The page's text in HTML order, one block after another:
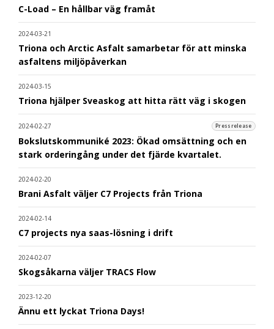
C-Load – En hållbar väg framåt
2024-03-21
Triona och Arctic Asfalt samarbetar för att minska
asfaltens miljöpåverkan
2024-03-15
Triona hjälper Sveaskog att hitta rätt väg i skogen
2024-02-27 Pressrelease
Bokslutskommuniké 2023: Ökad omsättning och en
stark orderingång under det fjärde kvartalet.
2024-02-20
Brani Asfalt väljer C7 Projects från Triona
2024-02-14
C7 projects nya saas-lösning i drift
2024-02-07
Skogsåkarna väljer TRACS Flow
2023-12-20
Ännu ett lyckat Triona Days!